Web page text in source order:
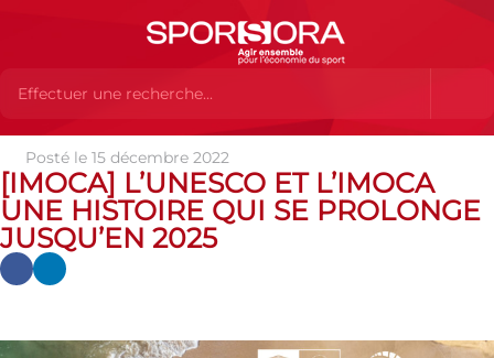
Actualités Actualités Actualités des MEMBRES
L’UNESCO et l’IMOCA une histoire qui se prolonge jusqu’en 2025
Posté le 15 décembre 2022
[IMOCA] L’UNESCO ET L’IMOCA
UNE HISTOIRE QUI SE PROLONGE
JUSQU’EN 2025